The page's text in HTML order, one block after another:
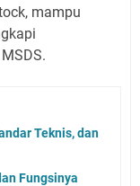
mampu
Teknis, dan
Fungsinya